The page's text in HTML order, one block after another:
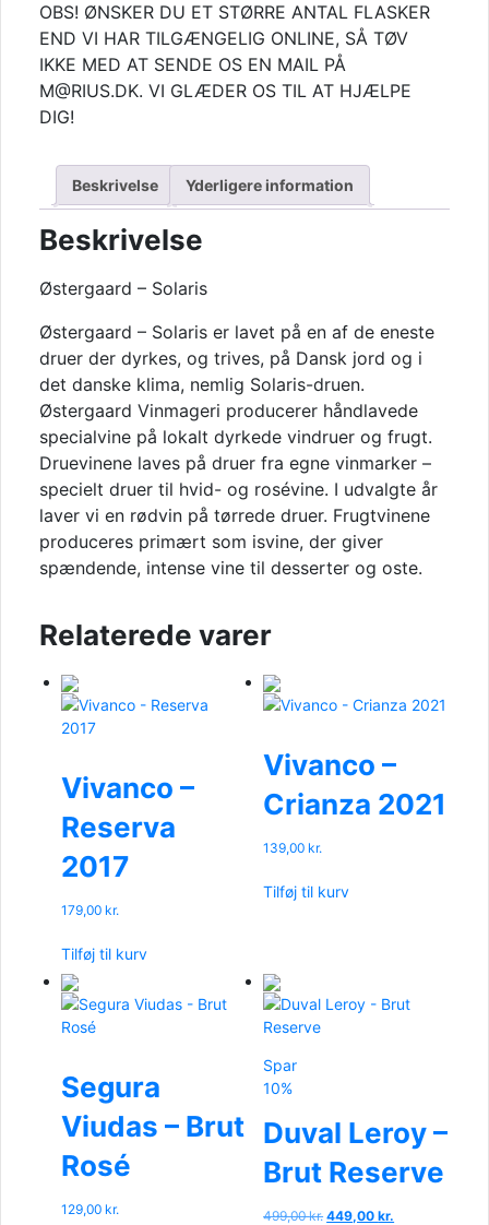
OBS! ØNSKER DU ET STØRRE ANTAL FLASKER
END VI HAR TILGÆNGELIG ONLINE, SÅ TØV
IKKE MED AT SENDE OS EN MAIL PÅ
M@RIUS.DK. VI GLÆDER OS TIL AT HJÆLPE
DIG!
Beskrivelse Yderligere information
Beskrivelse
Østergaard – Solaris
Østergaard – Solaris er lavet på en af de eneste
druer der dyrkes, og trives, på Dansk jord og i
det danske klima, nemlig Solaris-druen.
Østergaard Vinmageri producerer håndlavede
specialvine på lokalt dyrkede vindruer og frugt.
Druevinene laves på druer fra egne vinmarker –
specielt druer til hvid- og rosévine. I udvalgte år
laver vi en rødvin på tørrede druer. Frugtvinene
produceres primært som isvine, der giver
spændende, intense vine til desserter og oste.
Relaterede varer
Vivanco –
Reserva
2017
179,00 kr.
Tilføj til kurv
Vivanco –
Crianza 2021
139,00 kr.
Tilføj til kurv
Segura
Viudas – Brut
Rosé
129,00 kr.
Spar
10%
Duval Leroy –
Brut Reserve
499,00kr. Den
449,00kr.